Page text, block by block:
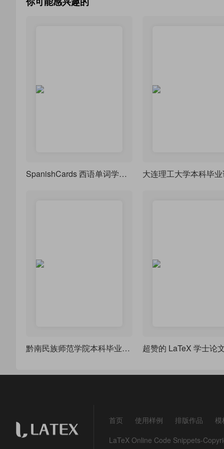
SpanishCards 西语单词学习笔记
黔南民族师范学院本科毕业论文（理科类）模板 超赞的 LaTeX 学士论
首页 使用样例 排版作品
LaTeX Online Code Snippets-